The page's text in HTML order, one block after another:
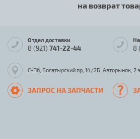
на возврат
Отдел доставки
8 (921) 741-22-44 8
С-Пб, Богатырский пр, 14/2Б, Авторынок, 2
ЗАПРОС НА ЗАПЧАСТИ